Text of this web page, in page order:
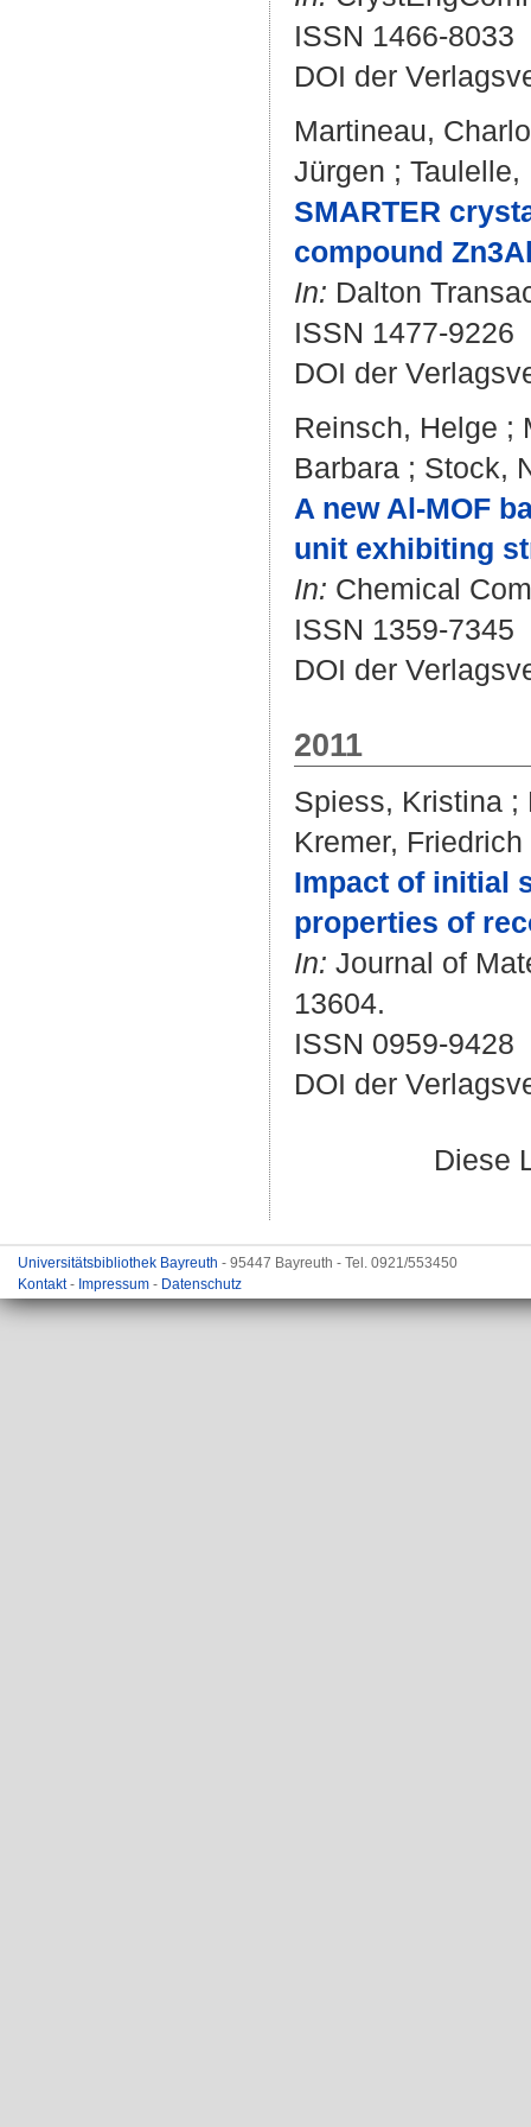
ISSN 1466-8033
DOI der
Martineau,
Jürgen ; Taulelle,
SMARTER
compound
In: Dalton
ISSN 1477-9226
DOI der
Reinsch, Helge ;
Barbara ; Stock,
A new Al-MOF
unit exhibiting
In: Chemical
ISSN 1359-7345
DOI der
2011
Spiess, Kristina ;
Kremer, Friedrich
Impact of initial
properties of
In: Journal of
13604.
ISSN 0959-9428
DOI der
Diese
Universitätsbibliothek Bayreuth - 95447 Bayreuth - Tel. 0921/553450
Kontakt- Impressum - Datenschutz